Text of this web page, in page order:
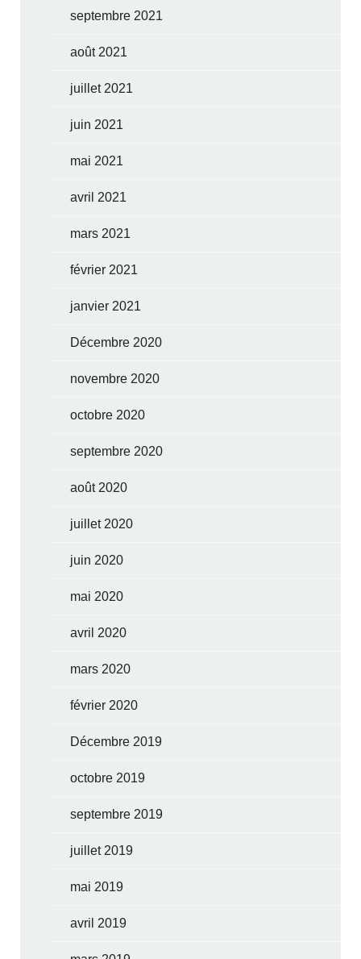
septembre 2021
août 2021
juillet 2021
juin 2021
mai 2021
avril 2021
mars 2021
février 2021
janvier 2021
Décembre 2020
novembre 2020
octobre 2020
septembre 2020
août 2020
juillet 2020
juin 2020
mai 2020
avril 2020
mars 2020
février 2020
Décembre 2019
octobre 2019
septembre 2019
juillet 2019
mai 2019
avril 2019